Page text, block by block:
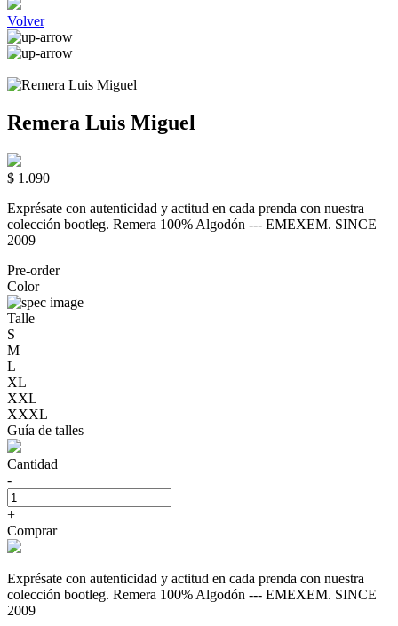
Volver
Remera Luis Miguel
$ 1.090
Exprésate con autenticidad y actitud en cada prenda con nuestra
colección bootleg. Remera 100% Algodón --- EMEXEM. SINCE
2009
Pre-order
Color
Talle
S
M
L
XL
XXL
XXXL
Guía de talles
Cantidad
-
+
Comprar
Exprésate con autenticidad y actitud en cada prenda con nuestra
colección bootleg. Remera 100% Algodón --- EMEXEM. SINCE
2009